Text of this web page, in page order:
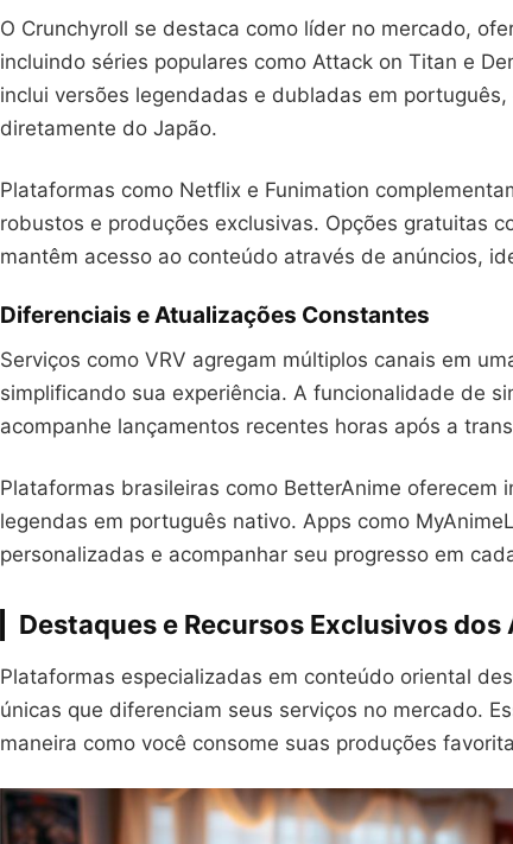
O Crunchyroll se destaca como líder no mercado,
incluindo séries populares como Attack on Titan e
inclui versões legendadas e dubladas em
diretamente do Japão.
Plataformas como Netflix e Funimation
robustos e produções exclusivas. Opções gratuitas
mantêm acesso ao conteúdo através de anúncios,
Diferenciais e Atualizações Constantes
Serviços como VRV agregam múltiplos canais em
simplificando sua experiência. A funcionalidade de
acompanhe lançamentos recentes horas após a
Plataformas brasileiras como BetterAnime oferecem
legendas em português nativo. Apps como
personalizadas e acompanhar seu progresso em
Destaques e Recursos Exclusivos dos
Plataformas especializadas em conteúdo oriental
únicas que diferenciam seus serviços no mercado.
maneira como você consome suas produções